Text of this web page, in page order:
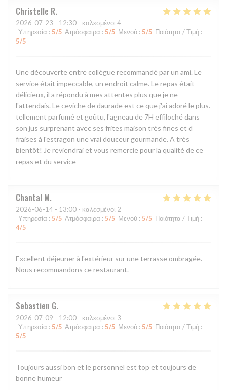
Christelle R
2026-07-23 - 12:30 - καλεσμένοι 4
Υπηρεσία : 5/5 Ατμόσφαιρα : 5/5 Μενού : 5/5 Ποιότητα / Τιμή :
5/5
Une découverte entre collègue recommandé par un ami. Le
service était impeccable, un endroit calme. Le repas était
délicieux, il a répondu à mes attentes plus que je ne
l'attendais. Le ceviche de daurade est ce que j'ai adoré le plus.
tellement parfumé et goûtu, l'agneau de 7H effiloché dans
son jus surprenant avec ses frites maison très fines et d
fraises à l'estragon une vrai douceur gourmande. A très
bientôt! Je reviendrai et vous remercie pour la qualité de ce
repas et du service
Chantal M
2026-06-14 - 13:00 - καλεσμένοι 2
Υπηρεσία : 5/5 Ατμόσφαιρα : 5/5 Μενού : 5/5 Ποιότητα / Τιμή :
4/5
Excellent déjeuner à l'extérieur sur une terrasse ombragée.
Nous recommandons ce restaurant.
Sebastien G
2026-07-09 - 12:00 - καλεσμένοι 3
Υπηρεσία : 5/5 Ατμόσφαιρα : 5/5 Μενού : 5/5 Ποιότητα / Τιμή :
5/5
Toujours aussi bon et le personnel est top et toujours de
bonne humeur